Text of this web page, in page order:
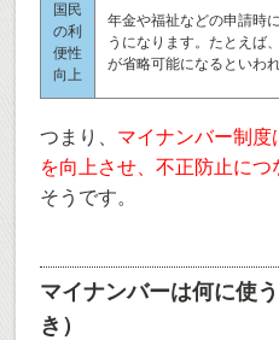
国民
の利
便性
向上
年金や福祉などの申請時
うになります。たとえば
が省略可能になるといわ
つまり、 マイナンバー制
を向上させ、不正防止につ
そうです。
マイナンバーは何に使
き）